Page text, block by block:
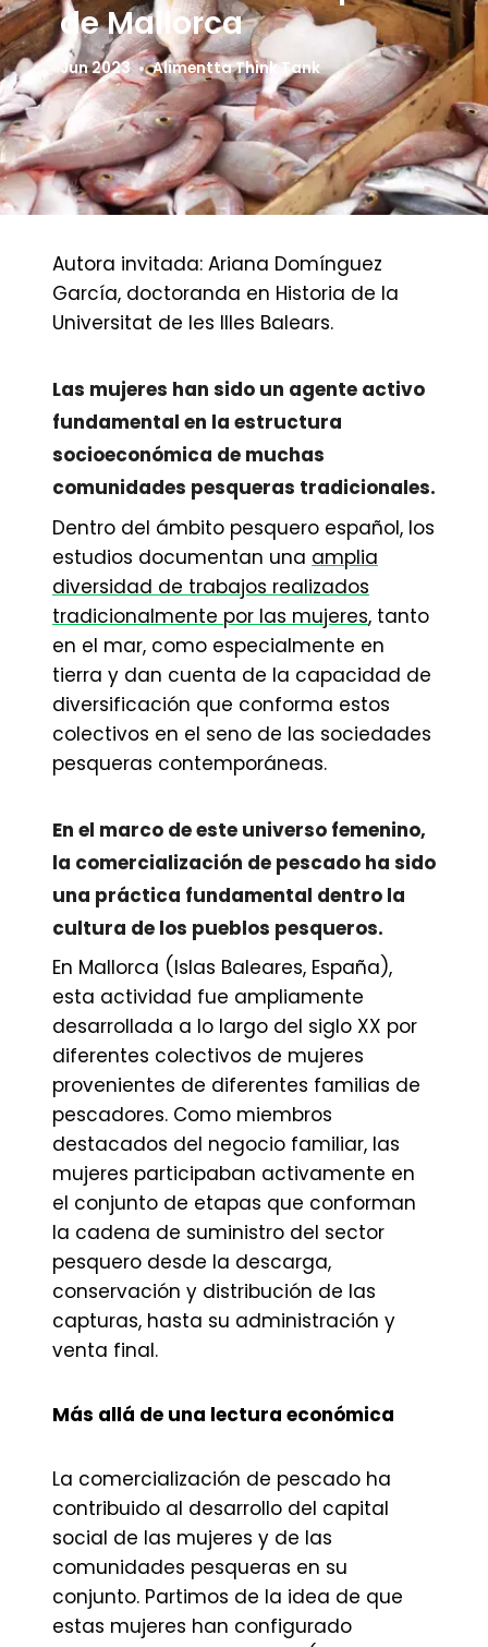
de Mallorca
Jun 2023 Alimentta Think Tank
Autora invitada: Ariana Domínguez
García, doctoranda en Historia de la
Universitat de les Illes Balears.
Las mujeres han sido un agente activo
fundamental en la estructura
socioeconómica de muchas
comunidades pesqueras tradicionales.
Dentro del ámbito pesquero español, los
estudios documentan una amplia
diversidad de trabajos realizados
tradicionalmente por las mujeres, tanto
en el mar, como especialmente en
tierra y dan cuenta de la capacidad de
diversificación que conforma estos
colectivos en el seno de las sociedades
pesqueras contemporáneas.
En el marco de este universo femenino,
la comercialización de pescado ha sido
una práctica fundamental dentro la
cultura de los pueblos pesqueros.
En Mallorca (Islas Baleares, España),
esta actividad fue ampliamente
desarrollada a lo largo del siglo XX por
diferentes colectivos de mujeres
provenientes de diferentes familias de
pescadores. Como miembros
destacados del negocio familiar, las
mujeres participaban activamente en
el conjunto de etapas que conforman
la cadena de suministro del sector
pesquero desde la descarga,
conservación y distribución de las
capturas, hasta su administración y
venta final.
Más allá de una lectura económica
La comercialización de pescado ha
contribuido al desarrollo del capital
social de las mujeres y de las
comunidades pesqueras en su
conjunto. Partimos de la idea de que
estas mujeres han configurado